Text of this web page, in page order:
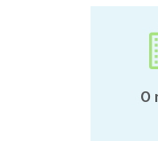
O